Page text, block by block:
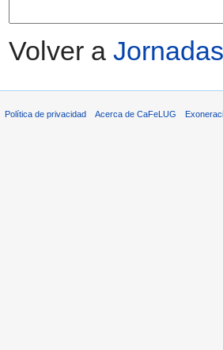
Volver a
Política de privacidad Acerca de CaFeLUG